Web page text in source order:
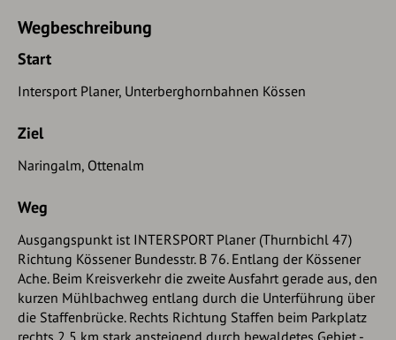
Wegbeschreibung
Start
Intersport Planer, Unterberghornbahnen Kössen
Ziel
Naringalm, Ottenalm
Weg
Ausgangspunkt ist INTERSPORT Planer (Thurnbichl 47)
Richtung Kössener Bundesstr. B 76. Entlang der Kössener
Ache. Beim Kreisverkehr die zweite Ausfahrt gerade aus, den
kurzen Mühlbachweg entlang durch die Unterführung über
die Staffenbrücke. Rechts Richtung Staffen beim Parkplatz